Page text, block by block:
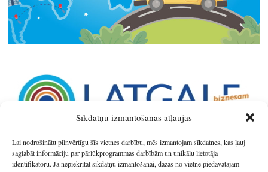
Sīkdatņu izmantošanas atļaujas
Lai nodrošinātu pilnvērtīgu šīs vietnes darbību, mēs izmantojam sīkdatnes, kas ļauj
saglabāt informāciju par pārlūkprogrammas darbībām un unikālu lietotāja
identifikatoru. Ja nepiekrītat sīkdatņu izmantošanai, dažas no vietnē piedāvātajām